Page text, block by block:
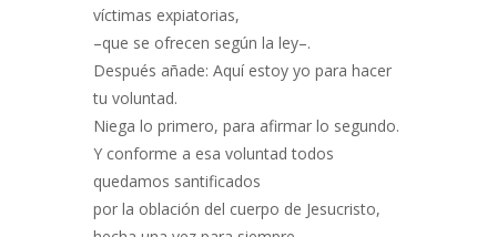
víctimas expiatorias,
–que se ofrecen según la ley–.
Después añade: Aquí estoy yo para hacer
tu voluntad.
Niega lo primero, para afirmar lo segundo.
Y conforme a esa voluntad todos
quedamos santificados
por la oblación del cuerpo de Jesucristo,